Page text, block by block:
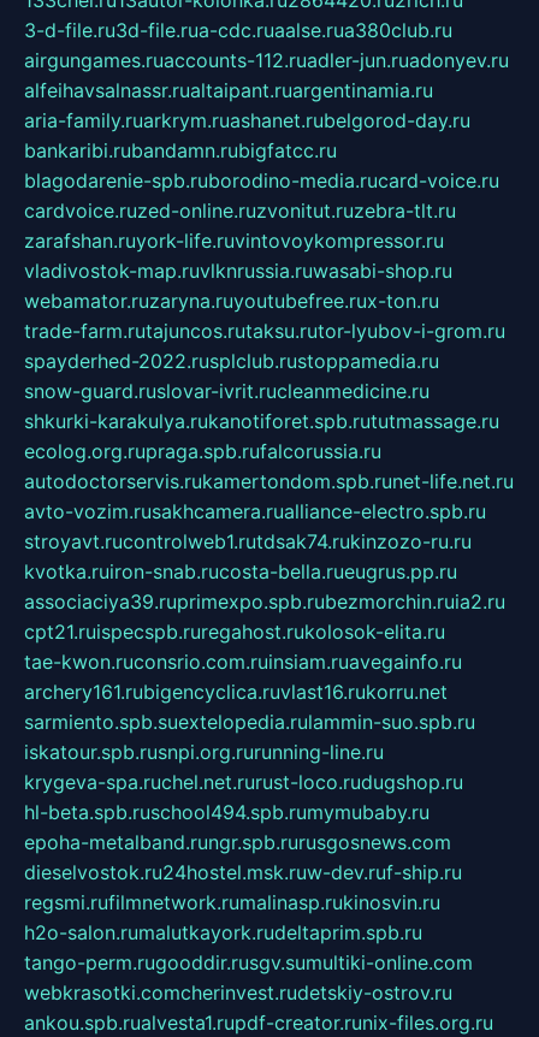
3-d-file.ru3d-file.rua-cdc.ruaalse.rua380club.ru
airgungames.ruaccounts-112.ruadler-jun.ruadonyev.ru
alfeihavsalnassr.rualtaipant.ruargentinamia.ru
aria-family.ruarkrym.ruashanet.rubelgorod-day.ru
bankaribi.rubandamn.rubigfatcc.ru
blagodarenie-spb.ruborodino-media.rucard-voice.ru
cardvoice.ruzed-online.ruzvonitut.ruzebra-tlt.ru
zarafshan.ruyork-life.ruvintovoykompressor.ru
vladivostok-map.ruvlknrussia.ruwasabi-shop.ru
webamator.ruzaryna.ruyoutubefree.rux-ton.ru
trade-farm.rutajuncos.rutaksu.rutor-lyubov-i-grom.ru
spayderhed-2022.rusplclub.rustoppamedia.ru
snow-guard.ruslovar-ivrit.rucleanmedicine.ru
shkurki-karakulya.rukanotiforet.spb.rututmassage.ru
ecolog.org.rupraga.spb.rufalcorussia.ru
autodoctorservis.rukamertondom.spb.runet-life.net.ru
avto-vozim.rusakhcamera.rualliance-electro.spb.ru
stroyavt.rucontrolweb1.rutdsak74.rukinzozo-ru.ru
kvotka.ruiron-snab.rucosta-bella.rueugrus.pp.ru
associaciya39.ruprimexpo.spb.rubezmorchin.ruia2.ru
cpt21.ruispecspb.ruregahost.rukolosok-elita.ru
tae-kwon.ruconsrio.com.ruinsiam.ruavegainfo.ru
archery161.rubigencyclica.ruvlast16.rukorru.net
sarmiento.spb.suextelopedia.rulammin-suo.spb.ru
iskatour.spb.rusnpi.org.rurunning-line.ru
krygeva-spa.ruchel.net.rurust-loco.rudugshop.ru
hl-beta.spb.ruschool494.spb.rumymubaby.ru
epoha-metalband.rungr.spb.rurusgosnews.com
dieselvostok.ru24hostel.msk.ruw-dev.ruf-ship.ru
regsmi.rufilmnetwork.rumalinasp.rukinosvin.ru
h2o-salon.rumalutkayork.rudeltaprim.spb.ru
tango-perm.rugooddir.rusgv.sumultiki-online.com
webkrasotki.comcherinvest.rudetskiy-ostrov.ru
ankou.spb.rualvesta1.rupdf-creator.runix-files.org.ru